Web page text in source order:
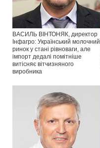
ВАСИЛЬ ВІНТОНЯК, директор
Інфагро: Український молочний
ринок у стані рівноваги, але
імпорт дедалі помітніше
витісняє вітчизняного
виробника